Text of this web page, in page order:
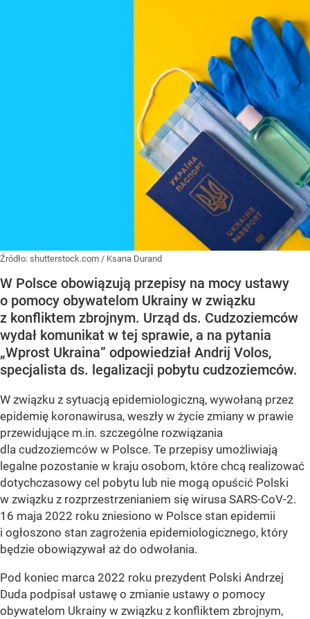
Źródło: shutterstock.com / Ksana Durand
W Polsce obowiązują przepisy na mocy ustawy
o pomocy obywatelom Ukrainy w związku
z konfliktem zbrojnym. Urząd ds. Cudzoziemców
wydał komunikat w tej sprawie, a na pytania
„Wprost Ukraina” odpowiedział Andrij Volos,
specjalista ds. legalizacji pobytu cudzoziemców.
W związku z sytuacją epidemiologiczną, wywołaną przez
epidemię koronawirusa, weszły w życie zmiany w prawie
przewidujące m.in. szczególne rozwiązania
dla cudzoziemców w Polsce. Te przepisy umożliwiają
legalne pozostanie w kraju osobom, które chcą realizować
dotychczasowy cel pobytu lub nie mogą opuścić Polski
w związku z rozprzestrzenianiem się wirusa SARS-CoV-2.
16 maja 2022 roku zniesiono w Polsce stan epidemii
i ogłoszono stan zagrożenia epidemiologicznego, który
będzie obowiązywał aż do odwołania.
Pod koniec marca 2022 roku prezydent Polski Andrzej
Duda podpisał ustawę o zmianie ustawy o pomocy
obywatelom Ukrainy w związku z konfliktem zbrojnym,